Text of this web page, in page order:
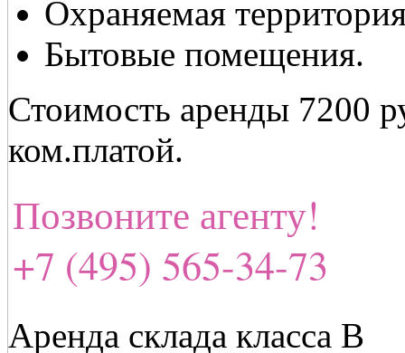
Охраняемая
Бытовые помещения.
Стоимость аренды 7200
ком.платой.
Позвоните агенту!
+7 (495) 565-34-73
Аренда склада класса В